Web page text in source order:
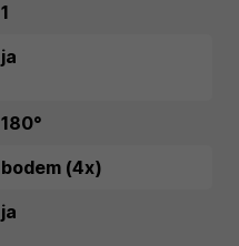
1
ja
180°
bodem (4x)
ja